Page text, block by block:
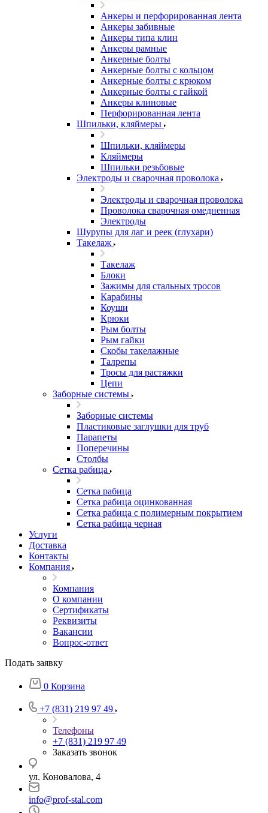
Анкеры и перфорированная лента
Анкеры забивные
Анкеры типа клин
Анкеры рамные
Анкерные болты
Анкерные болты с кольцом
Анкерные болты с крюком
Анкерные болты с гайкой
Анкеры клиновые
Перфорированная лента
Шпильки, кляймеры
Шпильки, кляймеры
Кляймеры
Шпильки резьбовые
Электроды и сварочная проволока
Электроды и сварочная проволока
Проволока сварочная омедненная
Электроды
Шурупы для лаг и реек (глухари)
Такелаж
Такелаж
Блоки
Зажимы для стальных тросов
Карабины
Коуши
Крюки
Рым болты
Рым гайки
Скобы такелажные
Талрепы
Тросы для растяжки
Цепи
Заборные системы
Заборные системы
Пластиковые заглушки для труб
Парапеты
Поперечины
Столбы
Сетка рабица
Сетка рабица
Сетка рабица оцинкованная
Сетка рабица с полимерным покрытием
Сетка рабица черная
Услуги
Доставка
Контакты
Компания
Компания
О компании
Сертификаты
Реквизиты
Вакансии
Вопрос-ответ
Подать заявку
0 Корзина
+7 (831) 219 97 49
Телефоны
+7 (831) 219 97 49
Заказать звонок
ул. Коновалова, 4
info@prof-stal.com